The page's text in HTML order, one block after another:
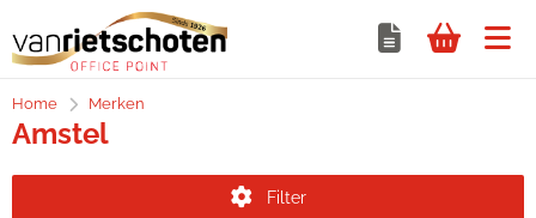
Home Merken
Amstel
Filter